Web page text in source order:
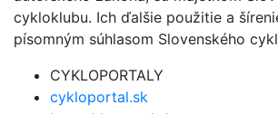
cykloklubu. Ich ďalšie použitie a
písomným súhlasom Slovenského
CYKLOPORTALY
cykloportal.sk